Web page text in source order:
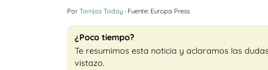
Por Torrijos Today · Fuente: Europa Press
¿Poco tiempo?
Te resumimos esta noticia y aclaramos las
vistazo.